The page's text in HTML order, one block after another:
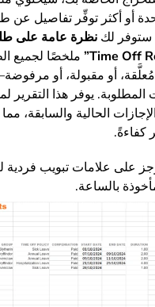
أو أكثر توفِّر تفاصيل عن
ستوفر لك نظرة عامة على
ملخصًا لجميع
مُعلَّقة، أو مقبولة، أو مرفوضة
المطلوبة. يوفر هذا
الحالية والسابقة، مما
كفاءةً.
على علامات تبويب فردية
بالساعة.